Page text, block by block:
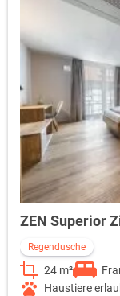
ZEN Superior
Regendusche
24 m²
Haustiere